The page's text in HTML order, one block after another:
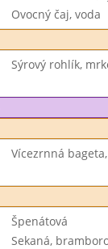
Ovocný čaj, voda
Sýrový rohlík,
Vícezrnná
Špenátová
Sekaná,